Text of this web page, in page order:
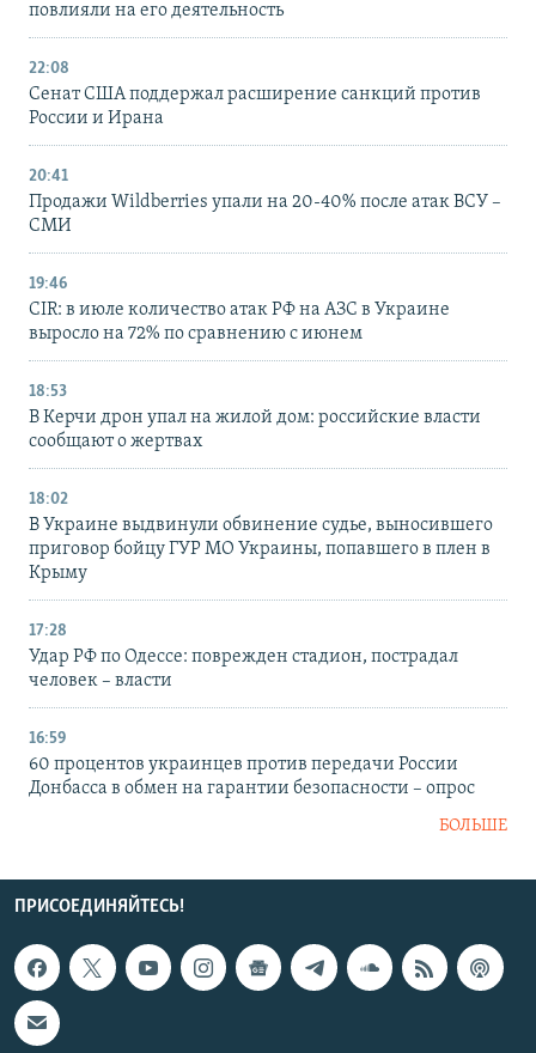
повлияли на его деятельность
22:08
Сенат США поддержал расширение санкций против
России и Ирана
20:41
Продажи Wildberries упали на 20-40% после атак ВСУ –
СМИ
19:46
CIR: в июле количество атак РФ на АЗС в Украине
выросло на 72% по сравнению с июнем
18:53
В Керчи дрон упал на жилой дом: российские власти
сообщают о жертвах
18:02
В Украине выдвинули обвинение судье, выносившего
приговор бойцу ГУР МО Украины, попавшего в плен в
Крыму
17:28
Удар РФ по Одессе: поврежден стадион, пострадал
человек – власти
16:59
60 процентов украинцев против передачи России
Донбасса в обмен на гарантии безопасности – опрос
БОЛЬШЕ
ПРИСОЕДИНЯЙТЕСЬ!